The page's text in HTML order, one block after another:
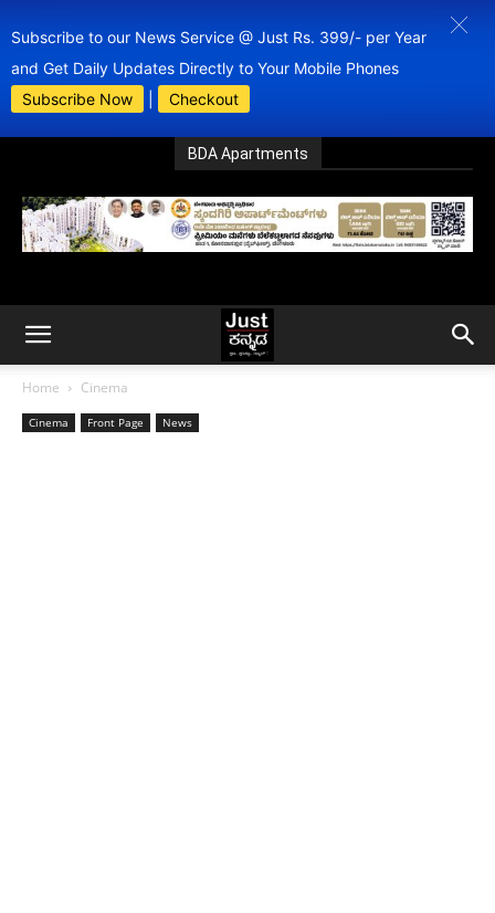
Subscribe to our News Service @ Just Rs. 399/- per Year
and Get Daily Updates Directly to Your Mobile Phones
Subscribe Now
Checkout
BDA Apartments
Home Cinema
Cinema Front Page News